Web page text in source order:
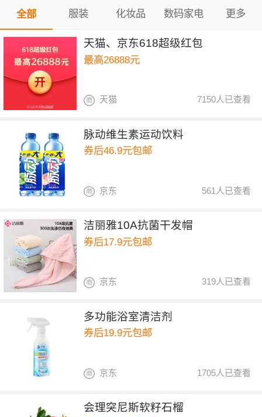
全部 服装 化妆品 数码家电 更多
天猫、京东618超级红包
最高26888元
7150人已查看
天猫
脉动维生素运动饮料
券后46.9元包邮
561人已查看
京东
洁丽雅10A抗菌干发帽
券后17.9元包邮
319人已查看
京东
多功能浴室清洁剂
券后19.9元包邮
1705人已查看
京东
会理突尼斯软籽石榴